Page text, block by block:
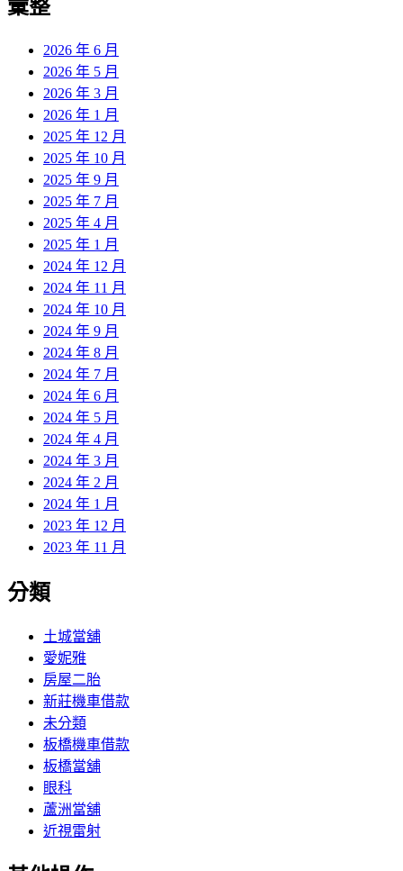
彙整
2026 年 6 月
2026 年 5 月
2026 年 3 月
2026 年 1 月
2025 年 12 月
2025 年 10 月
2025 年 9 月
2025 年 7 月
2025 年 4 月
2025 年 1 月
2024 年 12 月
2024 年 11 月
2024 年 10 月
2024 年 9 月
2024 年 8 月
2024 年 7 月
2024 年 6 月
2024 年 5 月
2024 年 4 月
2024 年 3 月
2024 年 2 月
2024 年 1 月
2023 年 12 月
2023 年 11 月
分類
土城當舖
愛妮雅
房屋二胎
新莊機車借款
未分類
板橋機車借款
板橋當舖
眼科
蘆洲當舖
近視雷射